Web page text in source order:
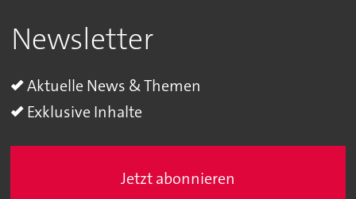
Newsletter
Aktuelle News & Themen
Exklusive Inhalte
Jetzt abonnieren